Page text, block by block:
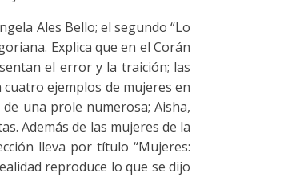
Ales Bello; el segundo “Lo
Explica que en el Corán
el error y la traición; las
ejemplos de mujeres en
una prole numerosa; Aisha,
Además de las mujeres de la
lleva por título “Mujeres:
reproduce lo que se dijo